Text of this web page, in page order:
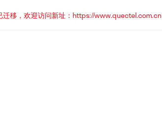
迁移，欢迎访问新址：https://www.quectel.com.cn